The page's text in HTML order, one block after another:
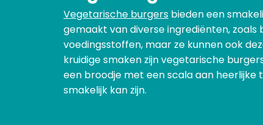
Vegetarische burgers bieden een
gemaakt van diverse ingrediënten, zoals
voedingsstoffen, maar ze kunnen ook
kruidige smaken zijn vegetarische
een broodje met een scala aan heerlijke
smakelijk kan zijn.